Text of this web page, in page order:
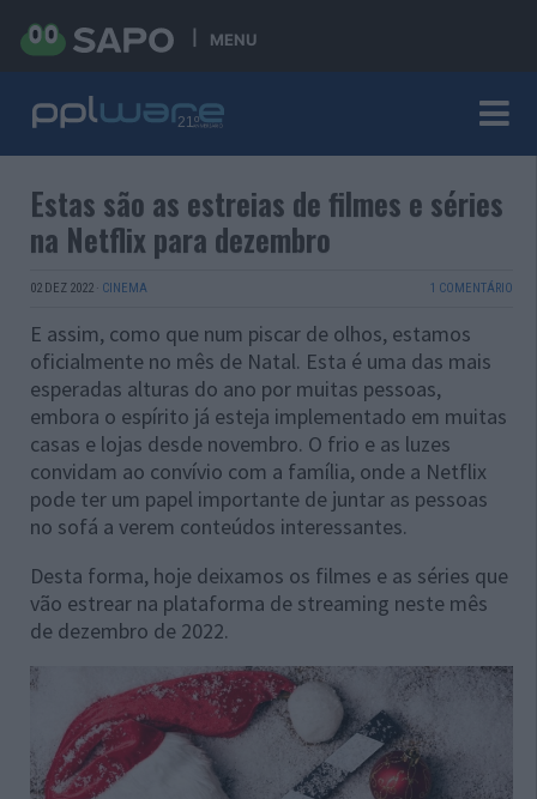
MENU
Estas são as estreias de filmes e séries
na Netflix para dezembro
02 DEZ 2022 · CINEMA 1 COMENTÁRIO
E assim, como que num piscar de olhos, estamos
oficialmente no mês de Natal. Esta é uma das mais
esperadas alturas do ano por muitas pessoas,
embora o espírito já esteja implementado em muitas
casas e lojas desde novembro. O frio e as luzes
convidam ao convívio com a família, onde a Netflix
pode ter um papel importante de juntar as pessoas
no sofá a verem conteúdos interessantes.
Desta forma, hoje deixamos os filmes e as séries que
vão estrear na plataforma de streaming neste mês
de dezembro de 2022.